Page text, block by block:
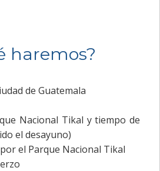
haremos?
de Guatemala
Nacional Tikal y tiempo de
el desayuno)
el Parque Nacional Tikal